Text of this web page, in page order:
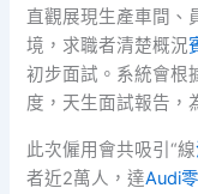
直觀展現生產車間、
境，求職者清楚概況
初步面試。系統會根
度，天生面試報告，
此次僱用會共吸引“線
者近2萬人，達Audi